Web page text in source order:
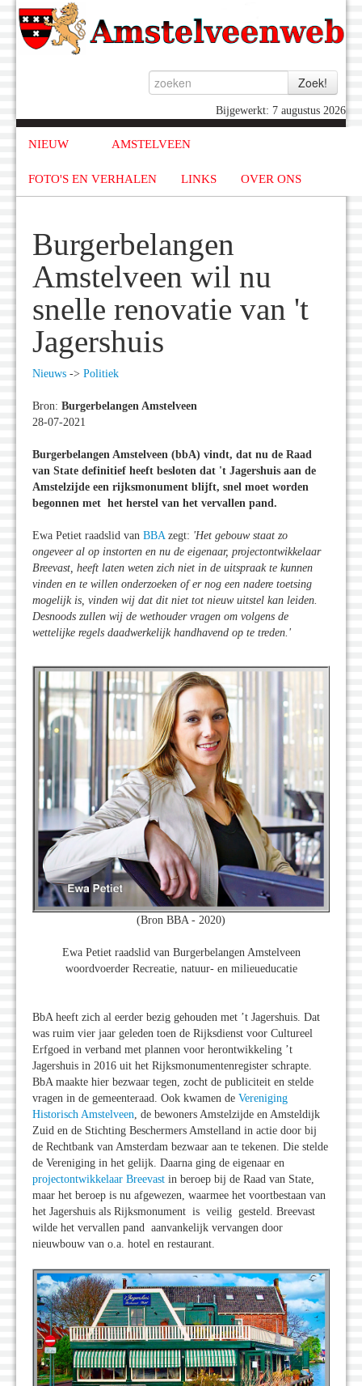
Bijgewerkt: 7 augustus 2026
NIEUW AMSTELVEEN
FOTO'S EN VERHALEN LINKS OVER ONS
Burgerbelangen
Amstelveen wil nu
snelle renovatie van 't
Jagershuis
Nieuws -> Politiek
Bron: Burgerbelangen Amstelveen
28-07-2021
Burgerbelangen Amstelveen (bbA) vindt, dat nu de Raad
van State definitief heeft besloten dat 't Jagershuis aan de
Amstelzijde een rijksmonument blijft, snel moet worden
begonnen met het herstel van het vervallen pand.
Ewa Petiet raadslid van BBAzegt: 'Het gebouw staat zo
ongeveer al op instorten en nu de eigenaar, projectontwikkelaar
Breevast, heeft laten weten zich niet in de uitspraak te kunnen
vinden en te willen onderzoeken of er nog een nadere toetsing
mogelijk is, vinden wij dat dit niet tot nieuw uitstel kan leiden.
Desnoods zullen wij de wethouder vragen om volgens de
wettelijke regels daadwerkelijk handhavend op te treden.'
(Bron BBA - 2020)
Ewa Petiet raadslid van Burgerbelangen Amstelveen
woordvoerder Recreatie, natuur- en milieueducatie
BbA heeft zich al eerder bezig gehouden met ’t Jagershuis. Dat
was ruim vier jaar geleden toen de Rijksdienst voor Cultureel
Erfgoed in verband met plannen voor herontwikkeling ’t
Jagershuis in 2016 uit het Rijksmonumentenregister schrapte.
BbA maakte hier bezwaar tegen, zocht de publiciteit en stelde
vragen in de gemeenteraad. Ook kwamen de Vereniging
Historisch Amstelveen, de bewoners Amstelzijde en Amsteldijk
Zuid en de Stichting Beschermers Amstelland in actie door bij
de Rechtbank van Amsterdam bezwaar aan te tekenen. Die stelde
de Vereniging in het gelijk. Daarna ging de eigenaar en
projectontwikkelaar Breevast in beroep bij de Raad van State,
maar het beroep is nu afgewezen, waarmee het voortbestaan van
het Jagershuis als Rijksmonument is veilig gesteld. Breevast
wilde het vervallen pand aanvankelijk vervangen door
nieuwbouw van o.a. hotel en restaurant.